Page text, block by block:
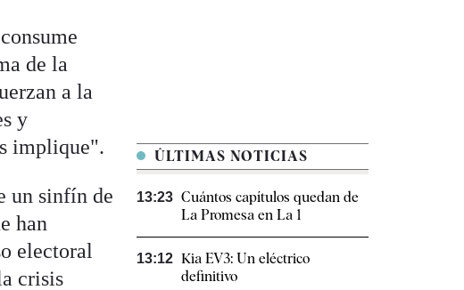
de la
a la
y
implique".
un sinfín de
han
electoral
crisis
ÚLTIMAS NOTICIAS
13:23 Cuántos capítulos quedan de
La Promesa en La 1
13:12 Kia EV3: Un eléctrico
definitivo